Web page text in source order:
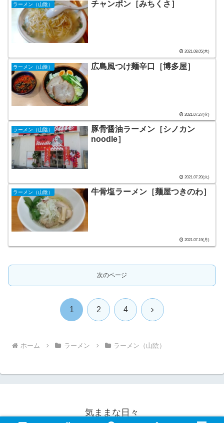
ラーメン（山陰） チャンポン［みちくさ］
2021.08.05(木)
ラーメン（山陰） 広島風つけ麺辛口［博多屋］
2021.07.27(火)
ラーメン（山陰）
豚骨醤油ラーメン［シノカン
noodle］
2021.07.20(火)
ラーメン（山陰） 牛骨塩ラーメン［麺屋つきのわ］
2021.07.19(月)
次のページ
1 2 4 次
ホーム ラーメン ラーメン（山陰）
気ままな日々